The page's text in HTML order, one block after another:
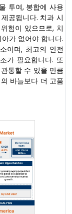
투여, 봉합에 사용
공됩니다. 치과 시
험이 있으므로, 치
가 없어야 합니다.
이며, 최고의 안전
가 필요합니다. 또
통할 수 있을 만큼
바늘보다 더 고품